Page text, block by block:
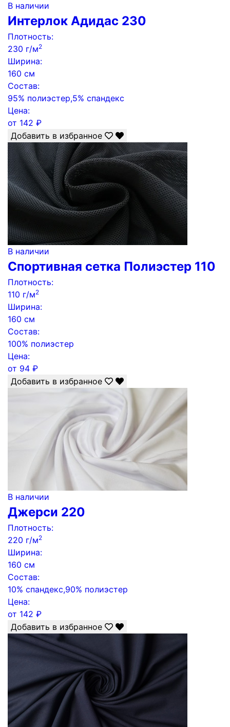
В наличии
Интерлок Адидас 230
Плотность:
230 г/м2
Ширина:
160 см
Состав:
95% полиэстер,5% спандекс
Цена:
от 142 ₽
Добавить в избранное
В наличии
Спортивная сетка Полиэстер 110
Плотность:
110 г/м2
Ширина:
160 см
Состав:
100% полиэстер
Цена:
от 94 ₽
Добавить в избранное
В наличии
Джерси 220
Плотность:
220 г/м2
Ширина:
160 см
Состав:
10% спандекс,90% полиэстер
Цена:
от 142 ₽
Добавить в избранное